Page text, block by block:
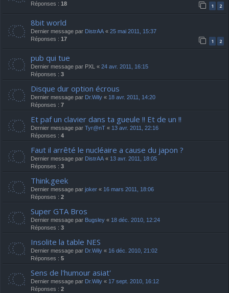
Réponses : 18 1 2
8bit world
Dernier message par DistrAA « 25 mai 2011, 15:37
Réponses : 17 1 2
pub qui tue
Dernier message par PXL « 24 avr. 2011, 16:15
Réponses : 3
Disque dur option écrous
Dernier message par Dr.Wily « 18 avr. 2011, 14:20
Réponses : 7
Et paf un clavier dans ta gueule !! Et de un !!
Dernier message par Tyr@nT « 13 avr. 2011, 22:16
Réponses : 4
Faut il arrêté le nucléaire a cause du japon ?
Dernier message par DistrAA « 13 avr. 2011, 18:05
Réponses : 3
Think.geek
Dernier message par joker « 16 mars 2011, 18:06
Réponses : 2
Super GTA Bros
Dernier message par Bugsley « 18 déc. 2010, 12:24
Réponses : 3
Insolite la table NES
Dernier message par Dr.Wily « 16 déc. 2010, 21:02
Réponses : 5
Sens de l'humour asiat'
Dernier message par Dr.Wily « 17 sept. 2010, 16:12
Réponses : 2